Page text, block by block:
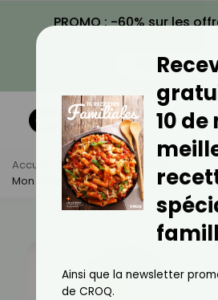
PROMO : -60% sur les
VOIR LA
Accueil Actus
Actualités
Mon Enfant Ne Veut Pas Manger, Que
10 de
Ainsi que la newsletter
de CROQ.